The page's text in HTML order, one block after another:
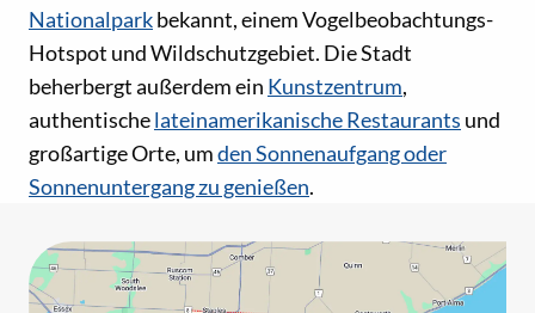
Nationalparkbekannt, einem Vogelbeobachtungs-
Hotspot und Wildschutzgebiet. Die Stadt
beherbergt außerdem ein Kunstzentrum,
authentischelateinamerikanische Restaurants und
großartige Orte, umden Sonnenaufgang oder
Sonnenuntergang zu genießen.